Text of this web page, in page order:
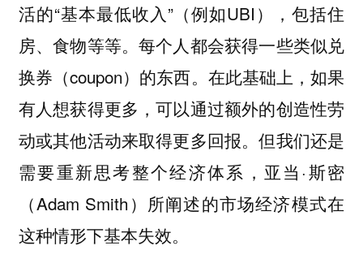
活的“基本最低收入”（例如UBI），包括住
房、食物等等。每个人都会获得一些类似兑
换券（coupon）的东西。在此基础上，如果
有人想获得更多，可以通过额外的创造性劳
动或其他活动来取得更多回报。但我们还是
需要重新思考整个经济体系，亚当·斯密
（Adam Smith）所阐述的市场经济模式在
这种情形下基本失效。